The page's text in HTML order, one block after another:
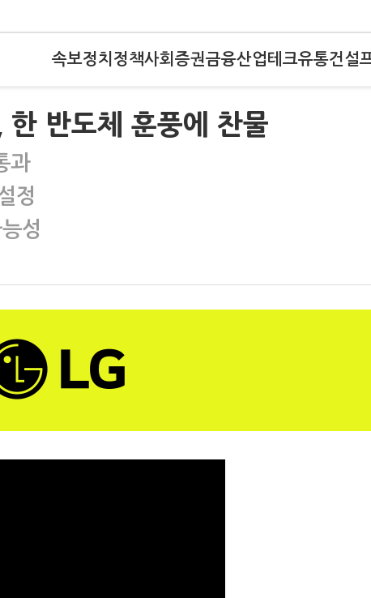
속보정치 정책사회 증권금융산업테크유통건설
한 반도체 훈풍에 찬물
과
정
성